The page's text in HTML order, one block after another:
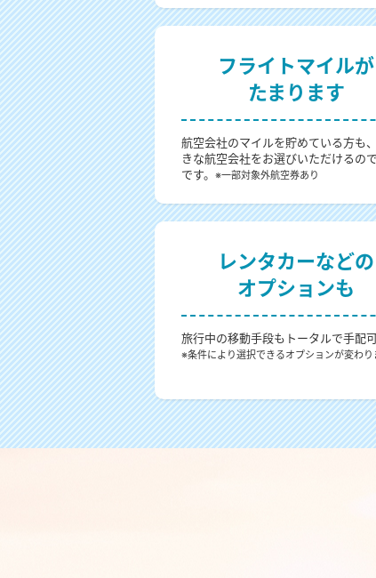
フライトマイルが
たまります
航空会社のマイルを貯めている方も
きな航空会社をお選びいただけるの
です。 ※一部対象外航空券あり
レンタカーなどの
オプションも
旅行中の移動手段もトータルで手配可
※条件により選択できるオプションが変わり